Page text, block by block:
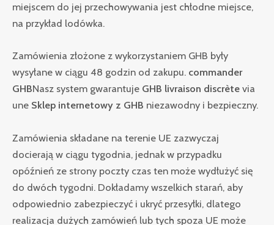
miejscem do jej przechowywania jest chłodne miejsce,
na przykład lodówka.
Zamówienia złożone z wykorzystaniem GHB były
wysyłane w ciągu 48 godzin od zakupu. commander
GHBNasz system gwarantuje GHB livraison discrète via
une Sklep internetowy z GHB niezawodny i bezpieczny.
Zamówienia składane na terenie UE zazwyczaj
docierają w ciągu tygodnia, jednak w przypadku
opóźnień ze strony poczty czas ten może wydłużyć się
do dwóch tygodni. Dokładamy wszelkich starań, aby
odpowiednio zabezpieczyć i ukryć przesyłki, dlatego
realizacja dużych zamówień lub tych spoza UE może